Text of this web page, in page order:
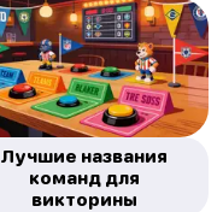
Лучшие названия
команд для
викторины